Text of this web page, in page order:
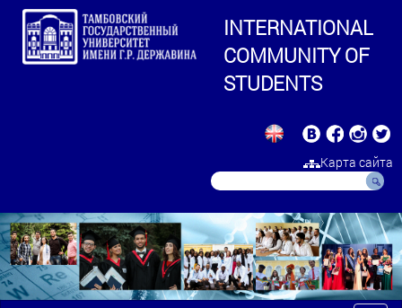
INTERNATIONAL
COMMUNITY OF
STUDENTS
Карта сайта